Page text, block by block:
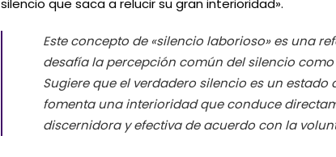
silencio que saca a relucir su gran interioridad».
Este concepto de «silencio laborioso» es una
desafía la percepción común del silencio
Sugiere que el verdadero silencio es un
fomenta una interioridad que conduce
discernidora y efectiva de acuerdo con la